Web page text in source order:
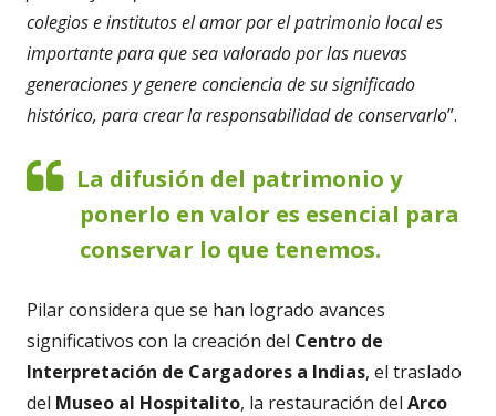
colegios e institutos el amor por el patrimonio local es
importante para que sea valorado por las nuevas
generaciones y genere conciencia de su significado
histórico, para crear la responsabilidad de conservarlo”.
La difusión del patrimonio y
ponerlo en valor es esencial para
conservar lo que tenemos.
Pilar considera que se han logrado avances
significativos con la creación del Centro de
Interpretación de Cargadores a Indias, el traslado
del Museo al Hospitalito, la restauración del Arco